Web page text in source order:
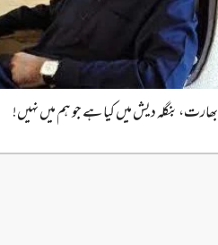
بھارت، بنگلہ دیش میں کیا ہے جو ہم میں نہیں!